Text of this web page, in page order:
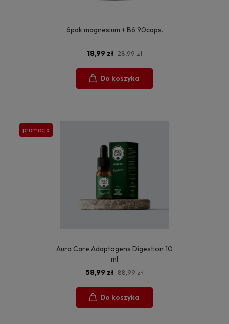
6pak magnesium + B6 90caps.
18,99 zł 28,99 zł
Do koszyka
Aura Care Adaptogens Digestion 10
ml
58,99 zł 88,99 zł
Do koszyka
promocja